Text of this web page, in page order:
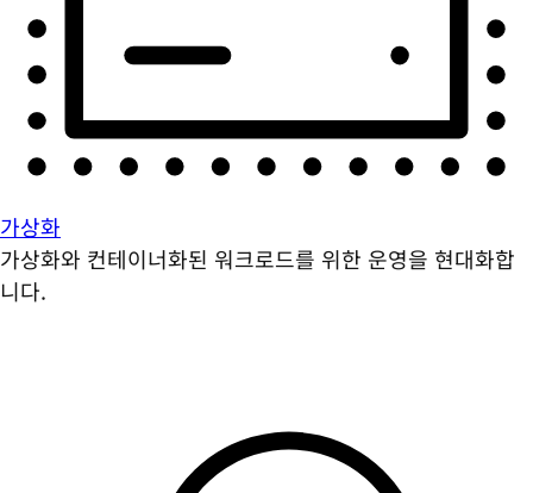
가상화
가상화와 컨테이너화된 워크로드를 위한 운영을 현대화합
니다.